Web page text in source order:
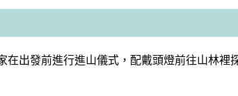
在出發前進行進山儀式，配戴頭燈前往山林